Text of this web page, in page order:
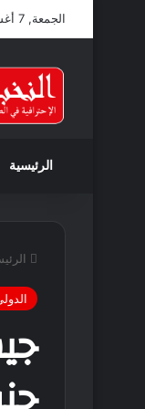
الجمعة, 7 أغسطس 2026
الرئيسية